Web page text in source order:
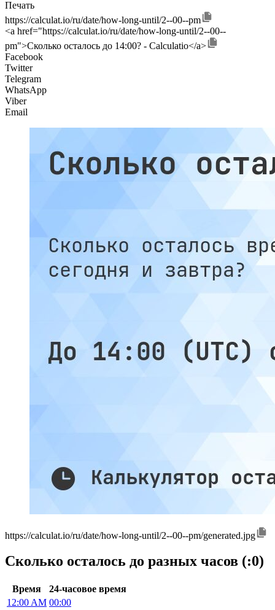
Печать
https://calculat.io/ru/date/how-long-until/2--00--pm
<a href="https://calculat.io/ru/date/how-long-until/2--00--
pm">Сколько осталось до 14:00? - Calculatio</a>
Facebook
Twitter
Telegram
WhatsApp
Viber
Email
https://calculat.io/ru/date/how-long-until/2--00--pm/generated.jpg
Сколько осталось до разных часов (:0)
Время
24-часовое время
12:00 AM 00:00